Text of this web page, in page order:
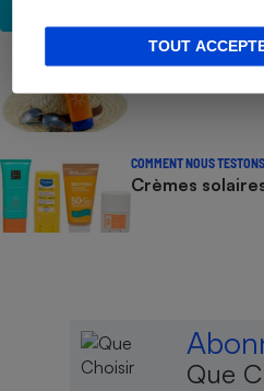
TOUT
COMMENT NOUS TESTONS
COMMENT NOUS TESTONS
Crèmes
Que